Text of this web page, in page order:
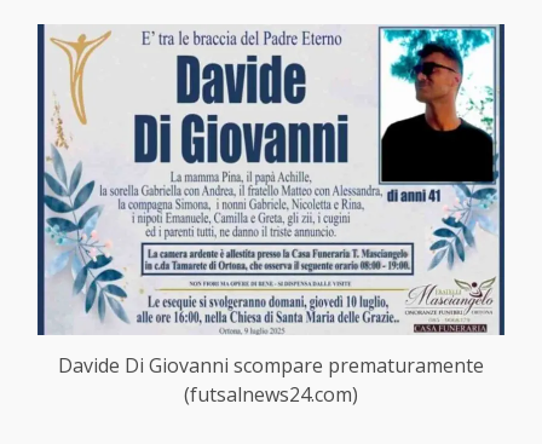
Davide Di Giovanni scompare prematuramente
(futsalnews24.com)